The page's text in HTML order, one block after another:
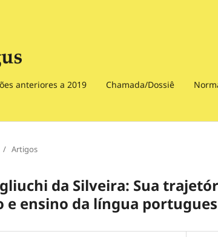
anteriores a 2019 Chamada/Dossiê
/ Artigos
da Silveira: Sua
e ensino da língua